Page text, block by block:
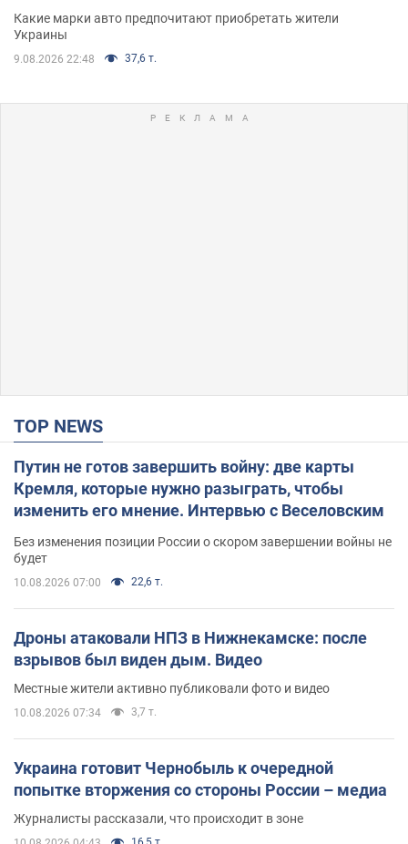
Какие марки авто предпочитают приобретать жители
Украины
9.08.2026 22:48 37,6 т.
TOP NEWS
Путин не готов завершить войну: две карты
Кремля, которые нужно разыграть, чтобы
изменить его мнение. Интервью с Веселовским
Без изменения позиции России о скором завершении войны не
будет
10.08.2026 07:00 22,6 т.
Дроны атаковали НПЗ в Нижнекамске: после
взрывов был виден дым. Видео
Местные жители активно публиковали фото и видео
10.08.2026 07:34 3,7 т.
Украина готовит Чернобыль к очередной
попытке вторжения со стороны России – медиа
Журналисты рассказали, что происходит в зоне